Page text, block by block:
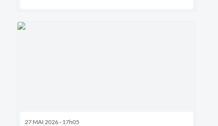
27 MAI 2026 - 17h05